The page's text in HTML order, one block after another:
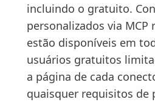
incluindo o gratuito.
personalizados via
estão disponíveis em
usuários gratuitos
a página de cada
quaisquer requisitos de